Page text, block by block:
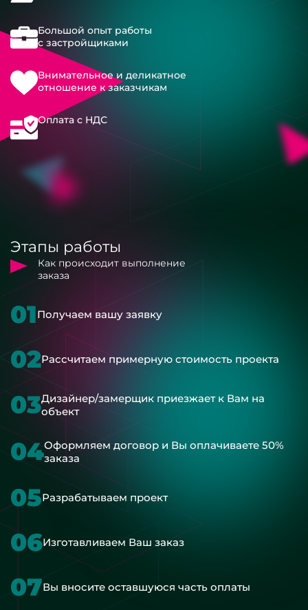
Большой опыт работы
с застройщиками
Внимательное и деликатное
отношение к заказчикам
Оплата с НДС
Этапы работы
Как происходит выполнение
заказа
01Получаем вашу заявку
02Рассчитаем примерную стоимость проекта
03Дизайнер/замерщик приезжает к Вам на
объект
04Оформляем договор и Вы оплачиваете 50%
заказа
05Разрабатываем проект
06Изготавливаем Ваш заказ
07Вы вносите оставшуюся часть оплаты